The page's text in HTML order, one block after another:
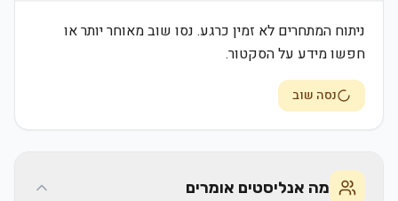
ניתוח המתחרים לא זמין כרגע. נסו שוב מאוחר יותר או
חפשו מידע על הסקטור.
נסה שוב
מה אנליסטים אומרים